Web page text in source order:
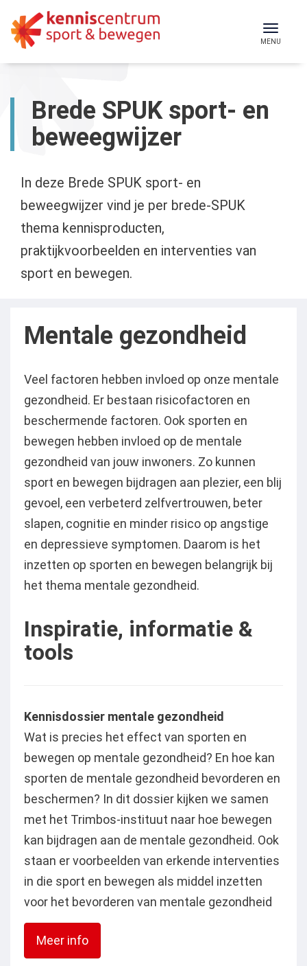
content
Toggle
MENU
Brede SPUK sport- en
beweegwijzer
In deze Brede SPUK sport- en
beweegwijzer vind je per brede-SPUK
thema kennisproducten,
praktijkvoorbeelden en interventies van
sport en bewegen.
Mentale gezondheid
Veel factoren hebben invloed op onze mentale
gezondheid. Er bestaan risicofactoren en
beschermende factoren. Ook sporten en
bewegen hebben invloed op de mentale
gezondheid van jouw inwoners. Zo kunnen
sport en bewegen bijdragen aan plezier, een blij
gevoel, een verbeterd zelfvertrouwen, beter
slapen, cognitie en minder risico op angstige
en depressieve symptomen. Daarom is het
inzetten op sporten en bewegen belangrijk bij
het thema mentale gezondheid.
Inspiratie, informatie &
tools
Kennisdossier mentale gezondheid
Wat is precies het effect van sporten en
bewegen op mentale gezondheid? En hoe kan
sporten de mentale gezondheid bevorderen en
beschermen? In dit dossier kijken we samen
met het Trimbos-instituut naar hoe bewegen
kan bijdragen aan de mentale gezondheid. Ook
staan er voorbeelden van erkende interventies
in die sport en bewegen als middel inzetten
voor het bevorderen van mentale gezondheid
Meer info